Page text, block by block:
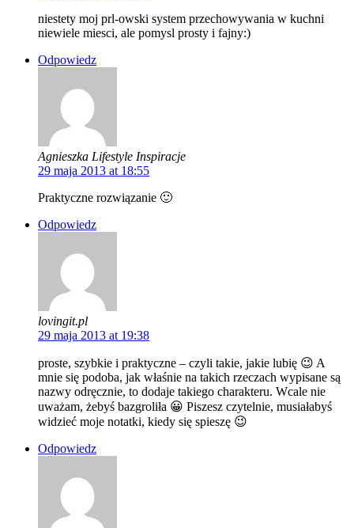
niestety moj prl-owski system przechowywania w kuchni
niewiele miesci, ale pomysl prosty i fajny:)
Odpowiedz
Agnieszka Lifestyle Inspiracje
29 maja 2013 at 18:55
Praktyczne rozwiązanie 🙂
Odpowiedz
lovingit.pl
29 maja 2013 at 19:38
proste, szybkie i praktyczne – czyli takie, jakie lubię 😉 A
mnie się podoba, jak właśnie na takich rzeczach wypisane są
nazwy odręcznie, to dodaje takiego charakteru. Wcale nie
uważam, żebyś bazgroliła 😀 Piszesz czytelnie, musiałabyś
widzieć moje notatki, kiedy się spieszę 😉
Odpowiedz